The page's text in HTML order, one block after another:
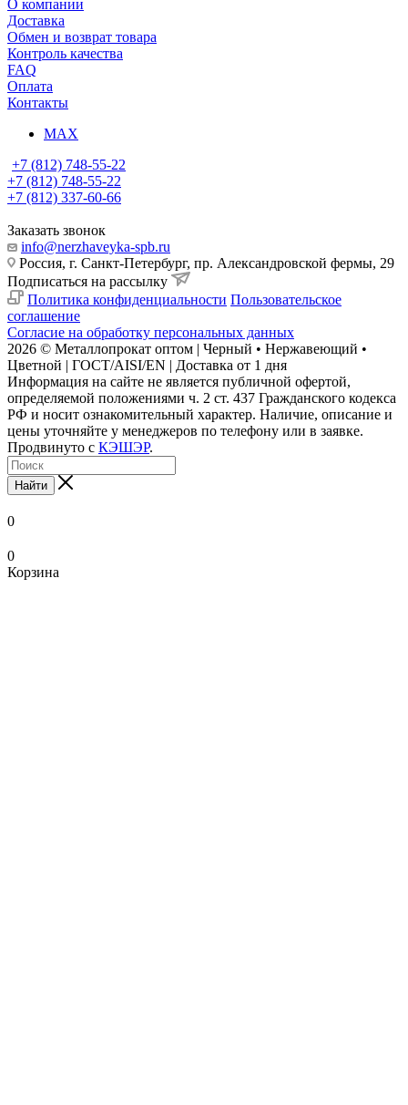
О компании
Доставка
Обмен и возврат товара
Контроль качества
FAQ
Оплата
Контакты
MAX
+7 (812) 748-55-22
+7 (812) 748-55-22
+7 (812) 337-60-66
Заказать звонок
info@nerzhaveyka-spb.ru
Россия, г. Санкт-Петербург, пр. Александровской фермы, 29
Подписаться на рассылку
Политика конфиденциальности Пользовательское
соглашение
Согласие на обработку персональных данных
2026 © Металлопрокат оптом | Черный • Нержавеющий •
Цветной | ГОСТ/AISI/EN | Доставка от 1 дня
Информация на сайте не является публичной офертой,
определяемой положениями ч. 2 ст. 437 Гражданского кодекса
РФ и носит ознакомительный характер. Наличие, описание и
цены уточняйте у менеджеров по телефону или в заявке.
Продвинуто с КЭШЭР.
Найти
0
0
Корзина